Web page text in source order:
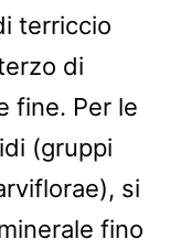
terriccio
di
fine. Per le
(gruppi
si
fino